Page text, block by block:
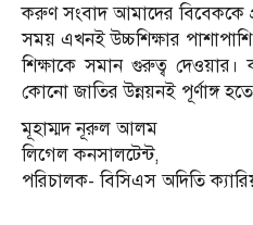
করুণ সংবাদ আমাদের বিবেককে
সময় এখনই উচ্চশিক্ষার
শিক্ষাকে সমান গুরুত্ব দেওয়ার।
কোনো জাতির উন্নয়নই পূর্ণাঙ্গ
মূহাম্মদ নূরুল আলম
লিগেল কনসালটেন্ট,
পরিচালক- বিসিএস অদিতি